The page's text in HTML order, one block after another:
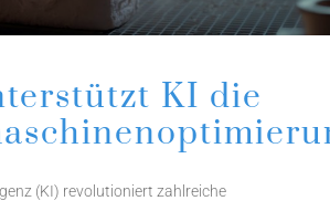
KI die
(KI) revolutioniert zahlreiche